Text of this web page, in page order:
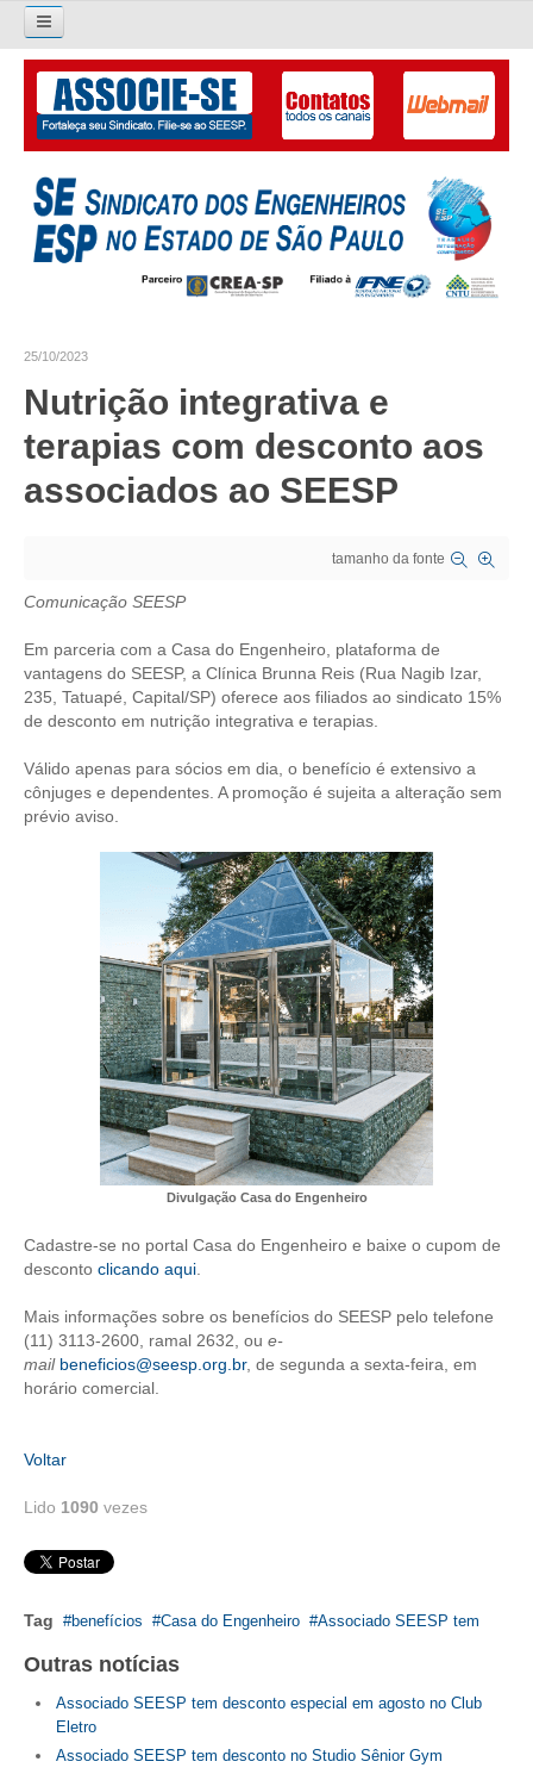
Pesquisar...
O SINDICATO
APRESENTAÇÃO
PALAVRA DO PRESIDENTE
SUBSEDES SINDICAIS
GALERIA EX-PRESIDENTES
HISTÓRICO E ATUAÇÃO
COMPOSIÇÃO
CONSELHOS ASSESSORES
PERSONALIDADES DA TECNOLOGIA
NÚCLEO DA MULHER ENGENHEIRA
CONSULTORIA
ACORDOS, CONVENÇÕES E DISSÍDIOS
CONTRIBUIÇÕES
CONTRIBUIÇÃO ASSISTENCIAL
CONTRIBUIÇÃO ASSOCIATIVA OU ANUIDADE DE SÓCIO
CONTRIBUIÇÃO SINDICAL URBANA
FGTS EXPURGOS
LEGISLAÇÃO
LEI 4.950-A/1966 – PISO SALARIAL
LEI 5.194/1966 – REGULAMENTAÇÃO DA PROFISSÃO
HOMOLOGAÇÕES
25/10/2023
Nutrição integrativa e
terapias com desconto aos
associados ao SEESP
tamanho da fonte
Comunicação SEESP
Em parceria com a Casa do Engenheiro, plataforma de
vantagens do SEESP, a Clínica Brunna Reis (Rua Nagib Izar,
235, Tatuapé, Capital/SP) oferece aos filiados ao sindicato 15%
de desconto em nutrição integrativa e terapias.
Válido apenas para sócios em dia, o benefício é extensivo a
cônjuges e dependentes. A promoção é sujeita a alteração sem
prévio aviso.
Divulgação Casa do Engenheiro
Cadastre-se no portal Casa do Engenheiro e baixe o cupom de
desconto clicando aqui.
Mais informações sobre os benefícios do SEESP pelo telefone
(11) 3113-2600, ramal 2632, ou e-
mail beneficios@seesp.org.br, de segunda a sexta-feira, em
horário comercial.
Voltar
Lido 1090 vezes
Tag benefícios Casa do Engenheiro Associado SEESP tem
Outras notícias
Associado SEESP tem desconto especial em agosto no Club
Eletro
Associado SEESP tem desconto no Studio Sênior Gym